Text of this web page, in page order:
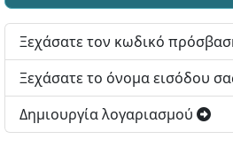
Ξεχάσατε τον κωδικό
Ξεχάσατε το όνομα εισόδου
Δημιουργία λογαριασμού